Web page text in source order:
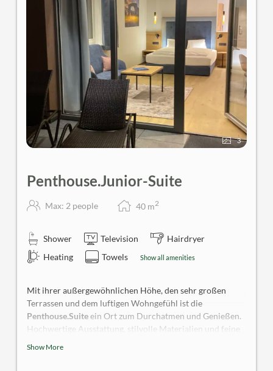
3
Penthouse.Junior-Suite
Max: 2 people 40 m2
Shower Television
Hairdryer
Heating
Towels Show all amenities
Mit ihrer außergewöhnlichen Höhe, den sehr großen
Terrassen und dem luftigen Wohngefühl ist die
Penthouse.Suiteein Ort zum Durchatmen und Genießen.
Hochwertige Ausstattung, stilvolle Materialien und feine
Show More